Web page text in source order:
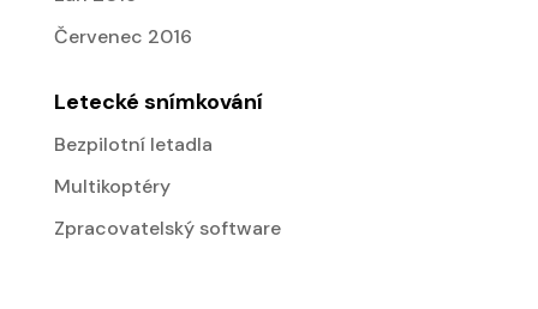
Červenec 2016
Letecké snímkování
Bezpilotní letadla
Multikoptéry
Zpracovatelský software